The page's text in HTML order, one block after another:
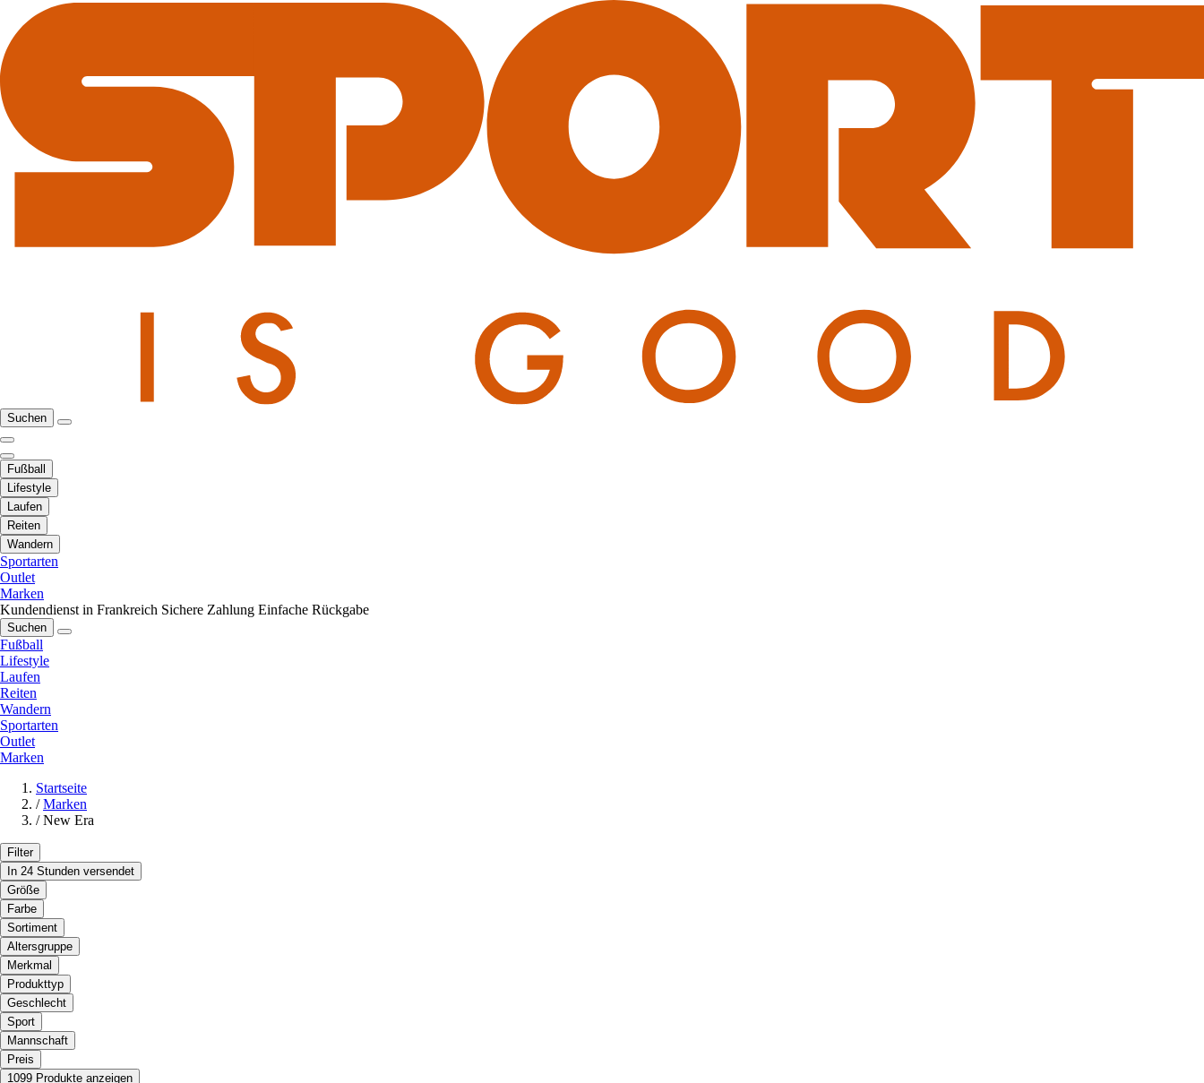
Suchen
Fußball
Lifestyle
Laufen
Reiten
Wandern
Sportarten
Outlet
Marken
Kundendienst in Frankreich Sichere Zahlung Einfache Rückgabe
Suchen
Fußball
Lifestyle
Laufen
Reiten
Wandern
Sportarten
Outlet
Marken
Startseite
/ Marken
/ New Era
Filter
In 24 Stunden versendet
Größe
Farbe
Sortiment
Altersgruppe
Merkmal
Produkttyp
Geschlecht
Sport
Mannschaft
Preis
1099 Produkte anzeigen